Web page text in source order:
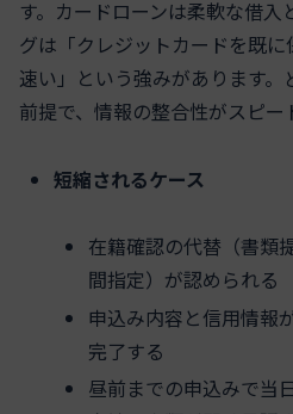
す。カードローンは柔軟な借
グは「クレジットカードを既
速い」という強みがあります
前提で、情報の整合性がスピー
短縮されるケース
在籍確認の代替（書類
間指定）が認められる
申込み内容と信用情報
完了する
昼前までの申込みで当